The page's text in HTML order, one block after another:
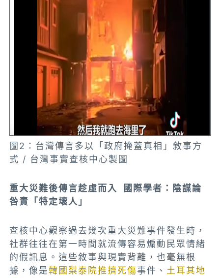
圖2：台灣傳言多以「政府掩蓋真相」敘事方
式 / 台灣事實查核中心製圖
重大災難後傳言趁虛而入 國際學者：陰謀論
咎責「特定壞人」
查核中心觀察過去幾次重大災難事件發生時，
社群往往在第一時間就流傳容易煽動民眾情緒
的假訊息。這些敘事與現實背離，也毫無根
據，像是韓國梨泰院推擠死傷事件、 土耳其地